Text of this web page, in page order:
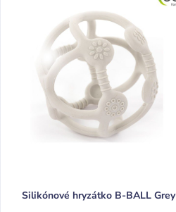
Silikónové hryzátko B-BALL Grey